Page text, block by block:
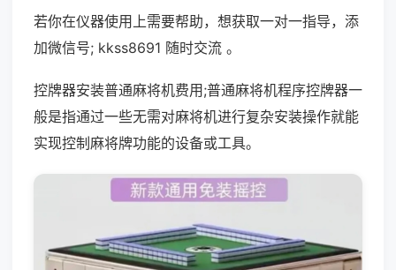
若你在仪器使用上需要帮助，想获取一对一指导，添
加微信号; kkss8691 随时交流 。
控牌器安装普通麻将机费用;普通麻将机程序控牌器一
般是指通过一些无需对麻将机进行复杂安装操作就能
实现控制麻将牌功能的设备或工具。